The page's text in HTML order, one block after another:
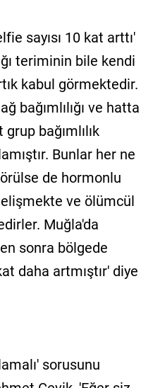
sayısı 10 kat arttı'
teriminin bile kendi
kabul görmektedir.
bağımlılığı ve hatta
grup bağımlılık
Bunlar her ne
de hormonlu
ve ölümcül
Muğla'da
sonra bölgede
daha artmıştır' diye
sorusunu